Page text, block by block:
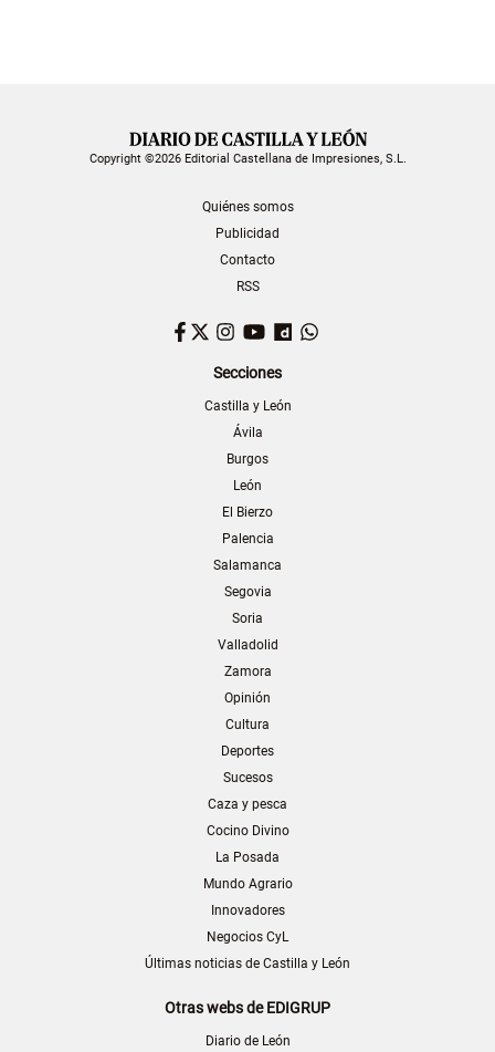
Copyright ©2026 Editorial Castellana de Impresiones, S.L.
Quiénes somos
Publicidad
Contacto
RSS
Facebook
TwitterInstagram
YouTubeDailymotion
Secciones
Castilla y León
Ávila
Burgos
León
El Bierzo
Palencia
Salamanca
Segovia
Soria
Valladolid
Zamora
Opinión
Cultura
Deportes
Sucesos
Caza y pesca
Cocino Divino
La Posada
Mundo Agrario
Innovadores
Negocios CyL
Últimas noticias de Castilla y León
Otras webs de EDIGRUP
Diario de León